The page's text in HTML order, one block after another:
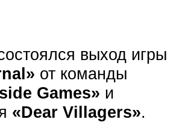
выход игры
от команды
Games» и
«Dear Villagers».